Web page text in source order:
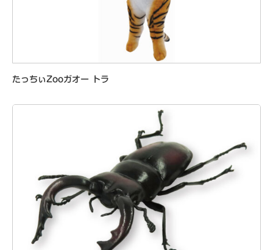
たっちぃZooガオー トラ